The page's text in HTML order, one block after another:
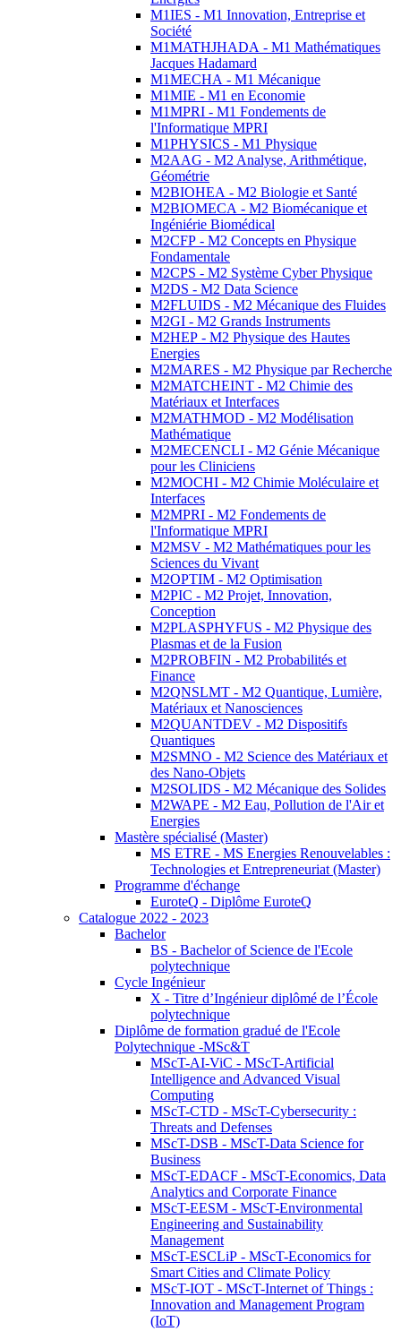
M1IES - M1 Innovation, Entreprise et
Société
M1MATHJHADA - M1 Mathématiques
Jacques Hadamard
M1MECHA - M1 Mécanique
M1MIE - M1 en Economie
M1MPRI - M1 Fondements de
l'Informatique MPRI
M1PHYSICS - M1 Physique
M2AAG - M2 Analyse, Arithmétique,
Géométrie
M2BIOHEA - M2 Biologie et Santé
M2BIOMECA - M2 Biomécanique et
Ingéniérie Biomédical
M2CFP - M2 Concepts en Physique
Fondamentale
M2CPS - M2 Système Cyber Physique
M2DS - M2 Data Science
M2FLUIDS - M2 Mécanique des Fluides
M2GI - M2 Grands Instruments
M2HEP - M2 Physique des Hautes
Energies
M2MARES - M2 Physique par Recherche
M2MATCHEINT - M2 Chimie des
Matériaux et Interfaces
M2MATHMOD - M2 Modélisation
Mathématique
M2MECENCLI - M2 Génie Mécanique
pour les Cliniciens
M2MOCHI - M2 Chimie Moléculaire et
Interfaces
M2MPRI - M2 Fondements de
l'Informatique MPRI
M2MSV - M2 Mathématiques pour les
Sciences du Vivant
M2OPTIM - M2 Optimisation
M2PIC - M2 Projet, Innovation,
Conception
M2PLASPHYFUS - M2 Physique des
Plasmas et de la Fusion
M2PROBFIN - M2 Probabilités et
Finance
M2QNSLMT - M2 Quantique, Lumière,
Matériaux et Nanosciences
M2QUANTDEV - M2 Dispositifs
Quantiques
M2SMNO - M2 Science des Matériaux et
des Nano-Objets
M2SOLIDS - M2 Mécanique des Solides
M2WAPE - M2 Eau, Pollution de l'Air et
Energies
Mastère spécialisé (Master)
MS ETRE - MS Energies Renouvelables :
Technologies et Entrepreneuriat (Master)
Programme d'échange
EuroteQ - Diplôme EuroteQ
Catalogue 2022 - 2023
Bachelor
BS - Bachelor of Science de l'Ecole
polytechnique
Cycle Ingénieur
X - Titre d’Ingénieur diplômé de l’École
polytechnique
Diplôme de formation gradué de l'Ecole
Polytechnique -MSc&T
MScT-AI-ViC - MScT-Artificial
Intelligence and Advanced Visual
Computing
MScT-CTD - MScT-Cybersecurity :
Threats and Defenses
MScT-DSB - MScT-Data Science for
Business
MScT-EDACF - MScT-Economics, Data
Analytics and Corporate Finance
MScT-EESM - MScT-Environmental
Engineering and Sustainability
Management
MScT-ESCLiP - MScT-Economics for
Smart Cities and Climate Policy
MScT-IOT - MScT-Internet of Things :
Innovation and Management Program
(IoT)